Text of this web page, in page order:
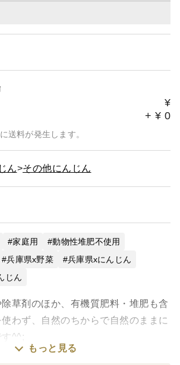
¥
+ ¥ 0
送料が発生します。
ん その他にんじん
家庭用
動物性堆肥不使用
兵庫県x野菜
兵庫県xにんじん
じん
草剤のほか、有機質肥料・堆肥も含
わず、自然のちからで自然のままに
す^^;
もっと見る